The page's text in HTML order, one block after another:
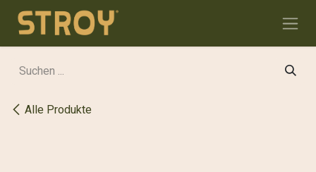
Zum Inhalt springen
Alle Produkte